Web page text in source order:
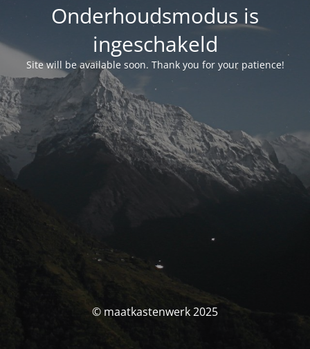
Onderhoudsmodus is
ingeschakeld
Site will be available soon. Thank you for your patience!
© maatkastenwerk 2025